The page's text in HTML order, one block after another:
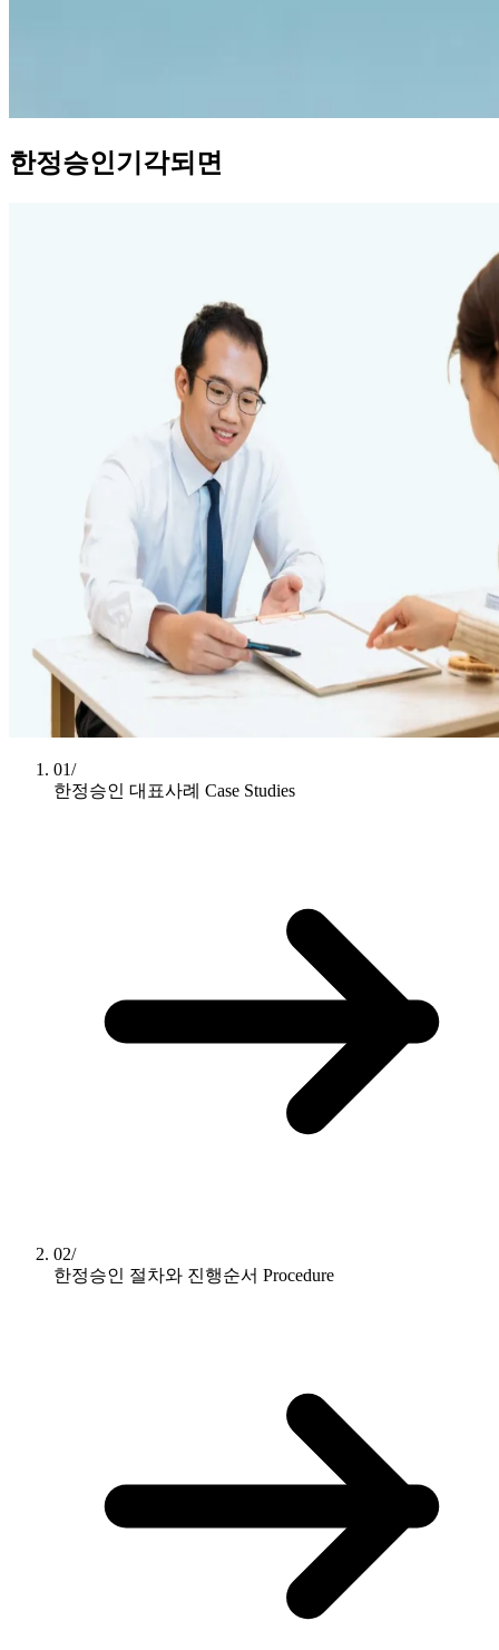
한정승인기각되면
01/
한정승인 대표사례 Case Studies
02/
한정승인 절차와 진행순서 Procedure